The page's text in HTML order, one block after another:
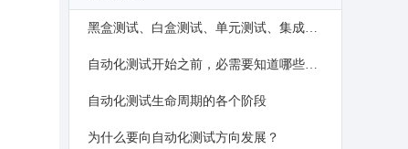
黑盒测试、白盒测试、单元测试、集成测试、系统测试、验收测试的区别？
自动化测试开始之前，必需要知道哪些事？
自动化测试生命周期的各个阶段
为什么要向自动化测试方向发展？